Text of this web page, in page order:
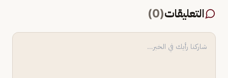
التعليقات(
0
)